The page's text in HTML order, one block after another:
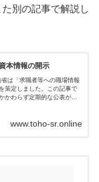
別の記事で解説し
本情報の開示
は「求職者等への職場情報
策定しました。この記事で
かわらず定期的な公表が求
www.toho-sr.online